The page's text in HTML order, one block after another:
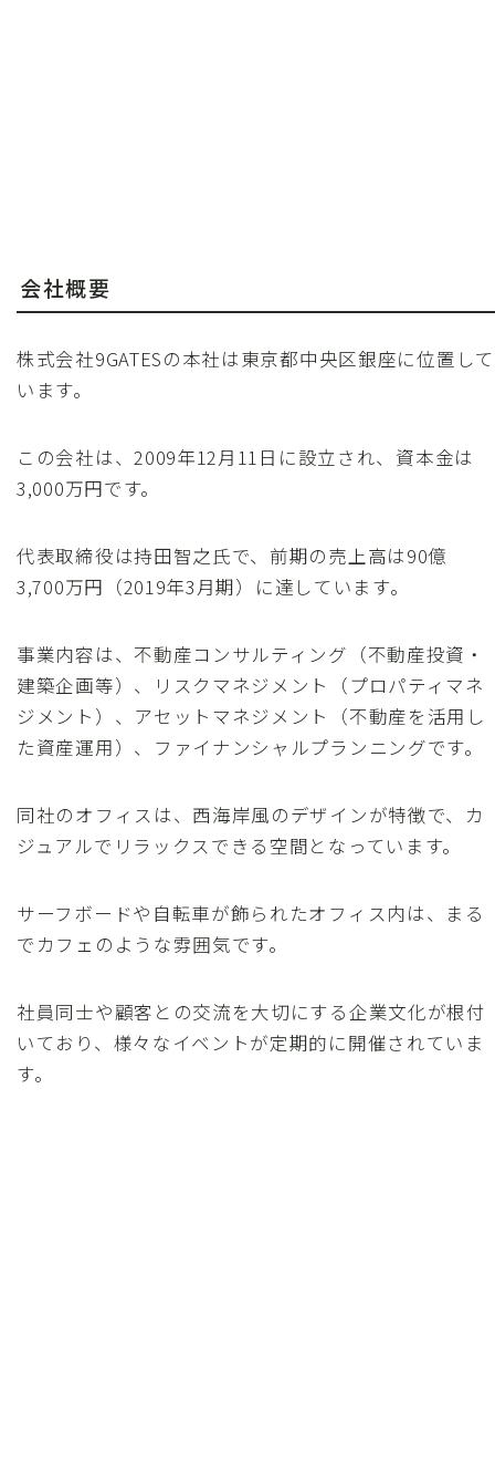
会社概要
株式会社9GATESの本社は東京都中央区銀座に位置して
います。
この会社は、2009年12月11日に設立され、資本金は
3,000万円です。
代表取締役は持田智之氏で、前期の売上高は90億
3,700万円（2019年3月期）に達しています。
事業内容は、不動産コンサルティング（不動産投資・
建築企画等）、リスクマネジメント（プロパティマネ
ジメント）、アセットマネジメント（不動産を活用し
た資産運用）、ファイナンシャルプランニングです。
同社のオフィスは、西海岸風のデザインが特徴で、カ
ジュアルでリラックスできる空間となっています。
サーフボードや自転車が飾られたオフィス内は、まる
でカフェのような雰囲気です。
社員同士や顧客との交流を大切にする企業文化が根付
いており、様々なイベントが定期的に開催されていま
す。